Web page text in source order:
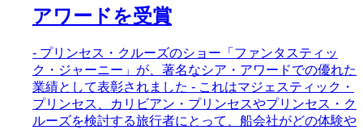
アワードを受賞
- プリンセス・クルーズのショー「ファンタスティッ
ク・ジャーニー」が、著名なシア・アワードでの優れた
業績として表彰されました - これはマジェスティック・
プリンセス、カリビアン・プリンセスやプリンセス・ク
ルーズを検討する旅行者にとって、船会社がどの体験や